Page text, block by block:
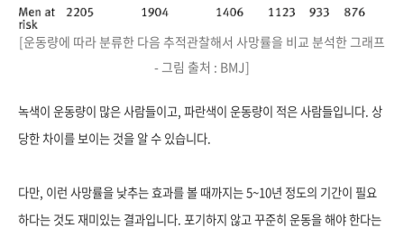
[운동량에 따라 분류한 다음 추적관찰해서 사망률을 비교 분석한 그래프
- 그림 출처 : BMJ]
녹색이 운동량이 많은 사람들이고, 파란색이 운동량이 적은 사람들입니다. 상
당한 차이를 보이는 것을 알 수 있습니다.
다만, 이런 사망률을 낮추는 효과를 볼 때까지는 5~10년 정도의 기간이 필요
하다는 것도 재미있는 결과입니다. 포기하지 않고 꾸준히 운동을 해야 한다는